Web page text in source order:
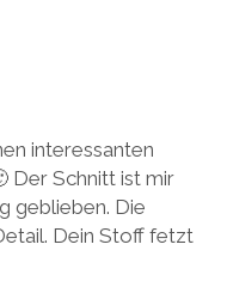
interessanten
Der Schnitt ist mir
geblieben. Die
Dein Stoff fetzt